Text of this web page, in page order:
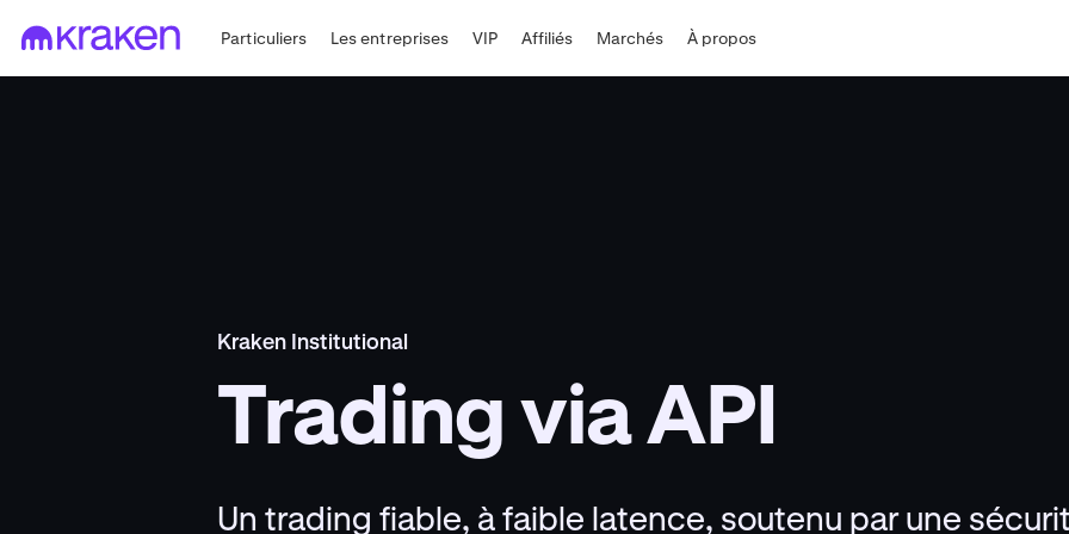
Particuliers Les entreprises VIP Affiliés Marchés À propos
Kraken Institutional
Trading via API
Un trading fiable, à faible latence, soutenu par une